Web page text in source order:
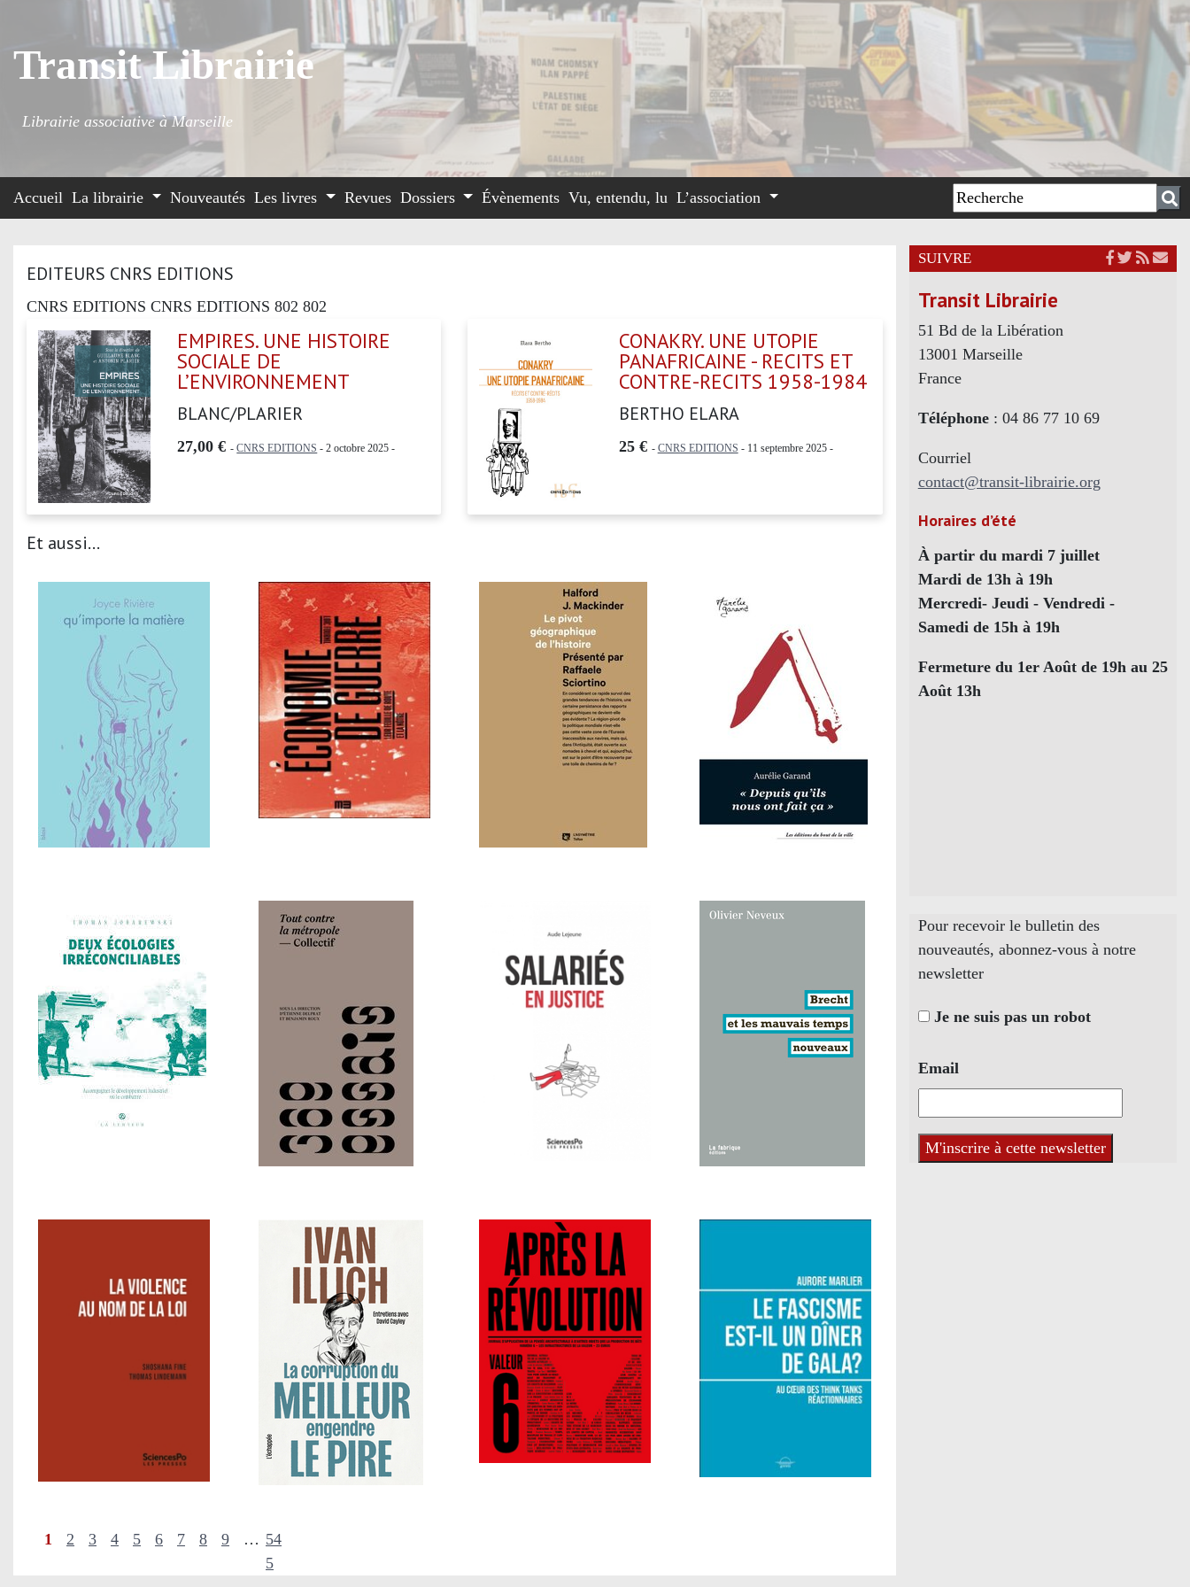
Transit Librairie
Librairie associative à Marseille
Accueil La librairie Nouveautés Les livres Revues Dossiers Évènements Vu, entendu, lu L’association
EDITEURS CNRS EDITIONS
CNRS EDITIONS CNRS EDITIONS 802 802
EMPIRES. UNE HISTOIRE
SOCIALE DE
L’ENVIRONNEMENT
BLANC/PLARIER
27,00 € -CNRS EDITIONS - 2 octobre 2025 -
CONAKRY. UNE UTOPIE
PANAFRICAINE - RECITS ET
CONTRE-RECITS 1958-1984
BERTHO ELARA
25 € - CNRS EDITIONS - 11 septembre 2025 -
Et aussi...
1 2 3 4 5 6 7 8 9 … 54
5
SUIVRE
Transit Librairie
51 Bd de la Libération
13001 Marseille
France
Téléphone: 04 86 77 10 69
Courriel
contact@transit-librairie.org
Horaires d’été
À partir du mardi 7 juillet
Mardi de 13h à 19h
Mercredi- Jeudi - Vendredi -
Samedi de 15h à 19h
Fermeture du 1er Août de 19h au 25
Août 13h
Pour recevoir le bulletin des
nouveautés, abonnez-vous à notre
newsletter
Je ne suis pas un robot
Email